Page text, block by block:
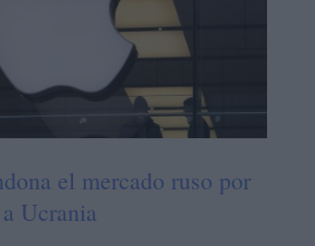
el mercado ruso por
Ucrania